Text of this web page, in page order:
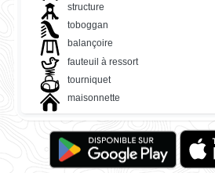
structure
toboggan
balançoire
fauteuil à ressort
tourniquet
maisonnette